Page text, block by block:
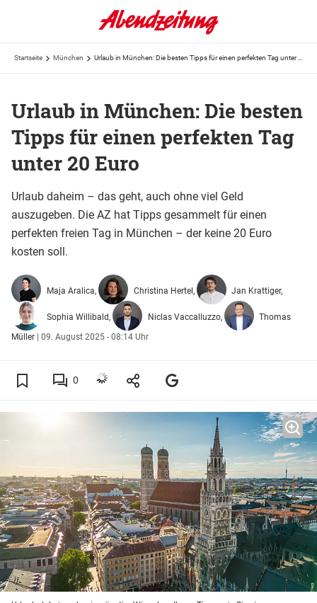
Startseite München
Urlaub in München: Die besten
Tipps für einen perfekten Tag
unter 20 Euro
Urlaub daheim – das geht, auch ohne viel Geld
auszugeben. Die AZ hat Tipps gesammelt für einen
perfekten freien Tag in München – der keine 20 Euro
kosten soll.
Maja Aralica, Christina Hertel, Jan Krattiger,
Sophia Willibald, Niclas Vaccalluzzo, Thomas
Müller 09. August 2025 - 08:14 Uhr
0